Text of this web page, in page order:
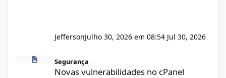
JeffersonJulho 30, 2026 em 08:54 Jul 30, 2026
Novas vulnerabilidades no cPanel
Segurança
Novas vulnerabilidades no cPanel